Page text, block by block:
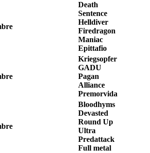
Death
Sentence
Helldiver
Firedragon
Maniac
Epittafio
Kriegsopfer
GADU
Pagan
Alliance
Premorvida
Bloodhyms
Devasted
Round Up
Ultra
Predattack
Full metal